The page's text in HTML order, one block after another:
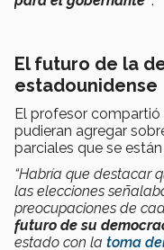
El futuro de la
estadounidense
El profesor
pudieran agregar
parciales que se
“Habría que destacar
las elecciones
preocupaciones de
futuro de su
estado con la toma